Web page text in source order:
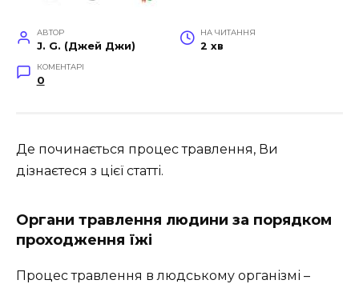
АВТОР
J. G. (Джей Джи)
НА ЧИТАННЯ
2 хв
КОМЕНТАРІ
0
Де починається процес травлення, Ви
дізнаєтеся з цієї статті.
Органи травлення людини за порядком
проходження їжі
Процес травлення в людському організмі –